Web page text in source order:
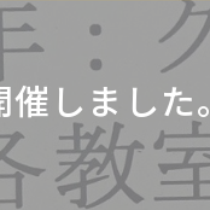
しました。